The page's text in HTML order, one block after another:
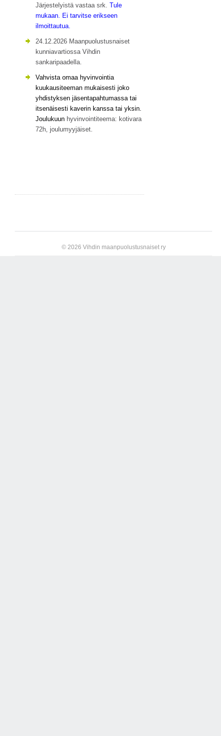
Järjestelyistä vastaa srk. Tule
mukaan. Ei tarvitse erikseen
ilmoittautua.
24.12.2026 Maanpuolustusnaiset
kunniavartiossa Vihdin
sankaripaadella.
Vahvista omaa hyvinvointia
kuukausiteeman mukaisesti joko
yhdistyksen jäsentapahtumassa tai
itsenäisesti kaverin kanssa tai yksin.
Joulukuun hyvinvointiteema: kotivara
72h, joulumyyjäiset.
© 2026 Vihdin maanpuolustusnaiset ry